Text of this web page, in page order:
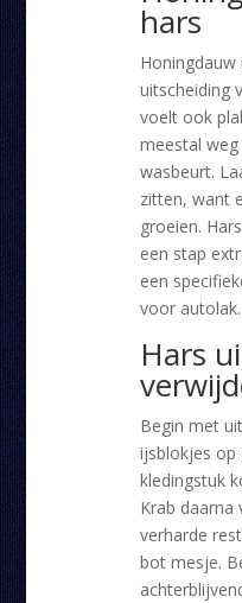
hars
Honingdauw
uitscheiding
voelt ook
meestal
wasbeurt.
zitten, want
groeien.
een stap
een
voor autolak.
Hars
Begin met
ijsblokjes op
kledingstuk
Krab daarna
verharde
bot mesje.